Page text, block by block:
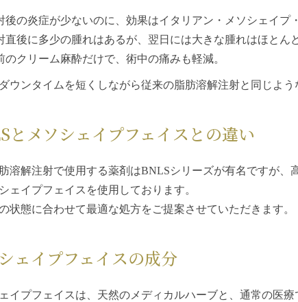
後の炎症が少ないのに、効果はイタリアン・メソシェイプ
直後に多少の腫れはあるが、翌日には大きな腫れはほとん
のクリーム麻酔だけで、術中の痛みも軽減。
ウンタイムを短くしながら従来の脂肪溶解注射と同じよう
と メソシェイプフェイス との違い
溶解注射で使用する薬剤はBNLSシリーズが有名ですが、
ェイプフェイス を使用しております。
状態に合わせて最適な処方をご提案させていただきます。
ェイプフェイスの成分
イプフェイス は、天然のメディカルハーブと、通常の医